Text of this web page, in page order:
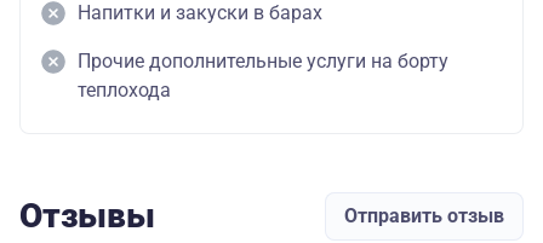
Напитки и закуски в барах
Прочие дополнительные услуги на борту
теплохода
Отзывы Отправить отзыв